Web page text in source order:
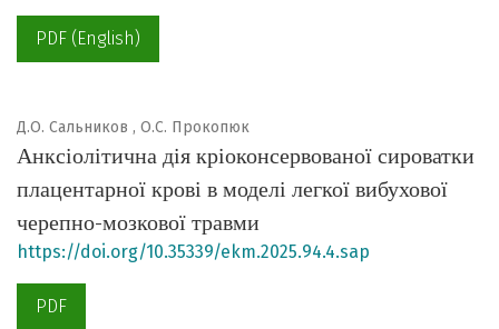
PDF (English)
Д.О. Сальников , О.С. Прокопюк
Анксіолітична дія кріоконсервованої сироватки
плацентарної крові в моделі легкої вибухової
черепно-мозкової травми
https://doi.org/10.35339/ekm.2025.94.4.sap
PDF